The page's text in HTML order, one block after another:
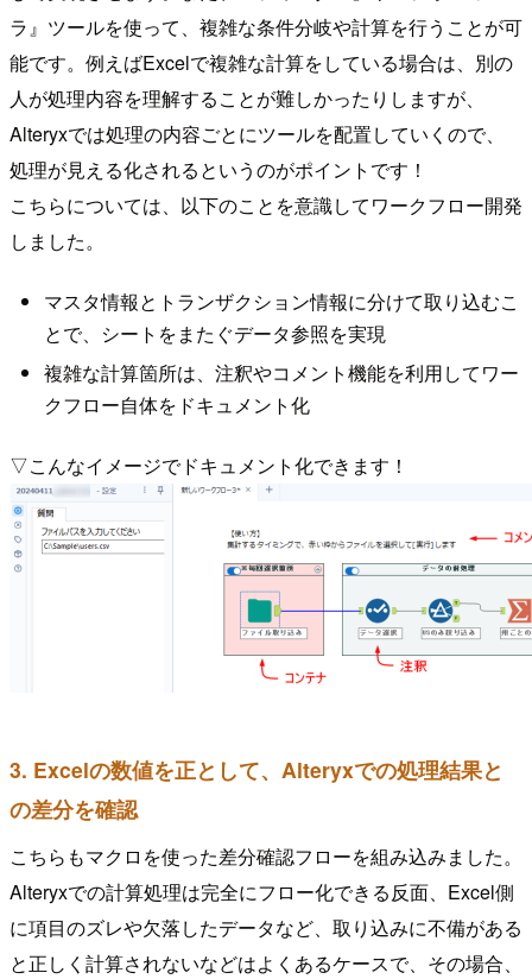
ラ』ツールを使って、複雑な条件分岐や計算を行うことが可
能です。例えばExcelで複雑な計算をしている場合は、別の
人が処理内容を理解することが難しかったりしますが、
Alteryxでは処理の内容ごとにツールを配置していくので、
処理が見える化されるというのがポイントです！
こちらについては、以下のことを意識してワークフロー開発
しました。
マスタ情報とトランザクション情報に分けて取り込むこ
とで、シートをまたぐデータ参照を実現
複雑な計算箇所は、注釈やコメント機能を利用してワー
クフロー自体をドキュメント化
▽こんなイメージでドキュメント化できます！
3. Excelの数値を正として、Alteryxでの処理結果と
の差分を確認
こちらもマクロを使った差分確認フローを組み込みました。
Alteryxでの計算処理は完全にフロー化できる反面、Excel側
に項目のズレや欠落したデータなど、取り込みに不備がある
と正しく計算されないなどはよくあるケースで、その場合、